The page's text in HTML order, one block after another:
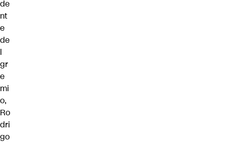
de
nt
e
de
l
gr
e
mi
o,
Ro
dri
go